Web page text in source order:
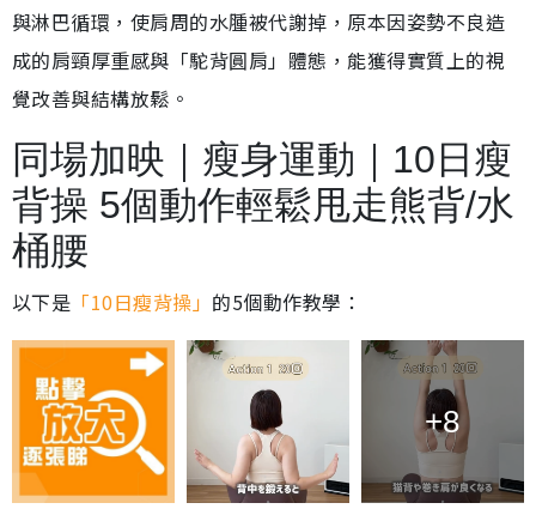
與淋巴循環，使肩周的水腫被代謝掉，原本因姿勢不良造
成的肩頸厚重感與「駝背圓肩」體態，能獲得實質上的視
覺改善與結構放鬆。
同場加映｜瘦身運動｜10日瘦
背操 5個動作輕鬆甩走熊背/水
桶腰
以下是 「10日瘦背操」 的5個動作教學：
+8